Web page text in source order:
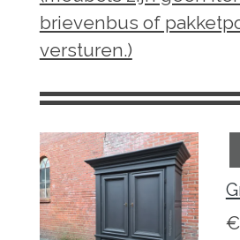
brievenbus of
versturen.)